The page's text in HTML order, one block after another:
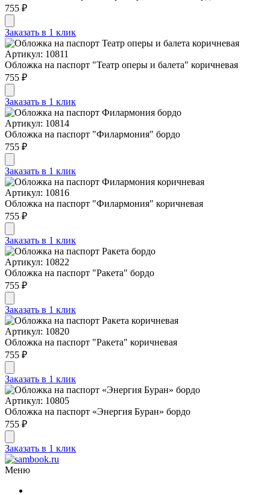
755 ₽
Заказать в 1 клик
Артикул: 10811
Обложка на паспорт "Театр оперы и балета" коричневая
755 ₽
Заказать в 1 клик
Артикул: 10814
Обложка на паспорт "Филармония" бордо
755 ₽
Заказать в 1 клик
Артикул: 10816
Обложка на паспорт "Филармония" коричневая
755 ₽
Заказать в 1 клик
Артикул: 10822
Обложка на паспорт "Ракета" бордо
755 ₽
Заказать в 1 клик
Артикул: 10820
Обложка на паспорт "Ракета" коричневая
755 ₽
Заказать в 1 клик
Артикул: 10805
Обложка на паспорт «Энергия Буран» бордо
755 ₽
Заказать в 1 клик
Меню